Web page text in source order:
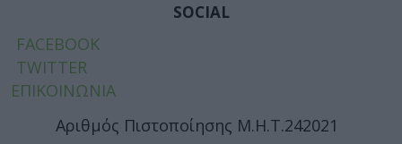
SOCIAL
FACEBOOK
TWITTER
ΕΠΙΚΟΙΝΩΝΙΑ
Αριθμός Πιστοποίησης Μ.Η.Τ.242021